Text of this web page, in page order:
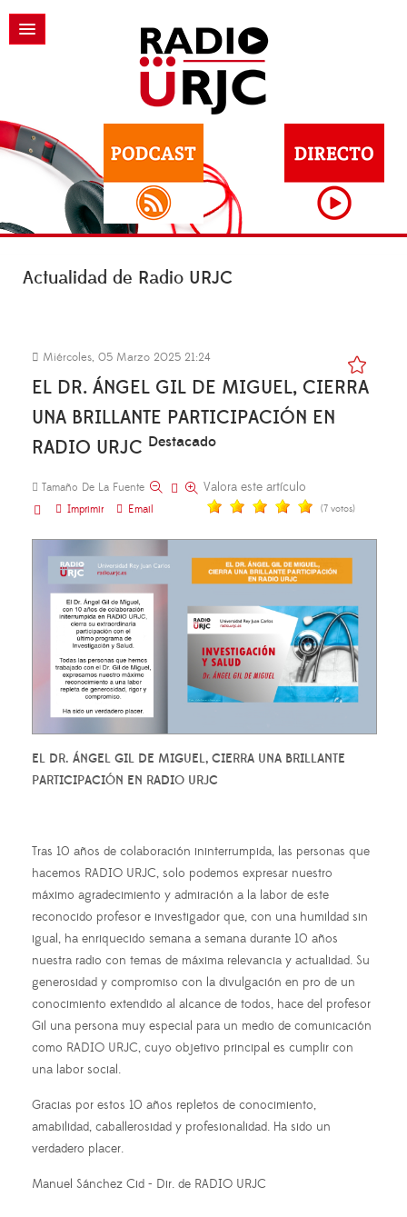
Actualidad de Radio URJC
Miércoles, 05 Marzo 2025 21:24
EL DR. ÁNGEL GIL DE MIGUEL, CIERRA
UNA BRILLANTE PARTICIPACIÓN EN
RADIO URJC Destacado
Tamaño De La Fuente
Imprimir
Email
Valora este artículo
(7 votos)
EL DR. ÁNGEL GIL DE MIGUEL, CIERRA UNA BRILLANTE
PARTICIPACIÓN EN RADIO URJC
Tras 10 años de colaboración ininterrumpida, las personas que
hacemos RADIO URJC, solo podemos expresar nuestro
máximo agradecimiento y admiración a la labor de este
reconocido profesor e investigador que, con una humildad sin
igual, ha enriquecido semana a semana durante 10 años
nuestra radio con temas de máxima relevancia y actualidad. Su
generosidad y compromiso con la divulgación en pro de un
conocimiento extendido al alcance de todos, hace del profesor
Gil una persona muy especial para un medio de comunicación
como RADIO URJC, cuyo objetivo principal es cumplir con
una labor social.
Gracias por estos 10 años repletos de conocimiento,
amabilidad, caballerosidad y profesionalidad. Ha sido un
verdadero placer.
Manuel Sánchez Cid - Dir. de RADIO URJC